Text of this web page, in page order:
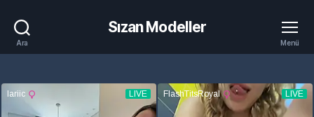
Ara
Sızan Modeller
Menü